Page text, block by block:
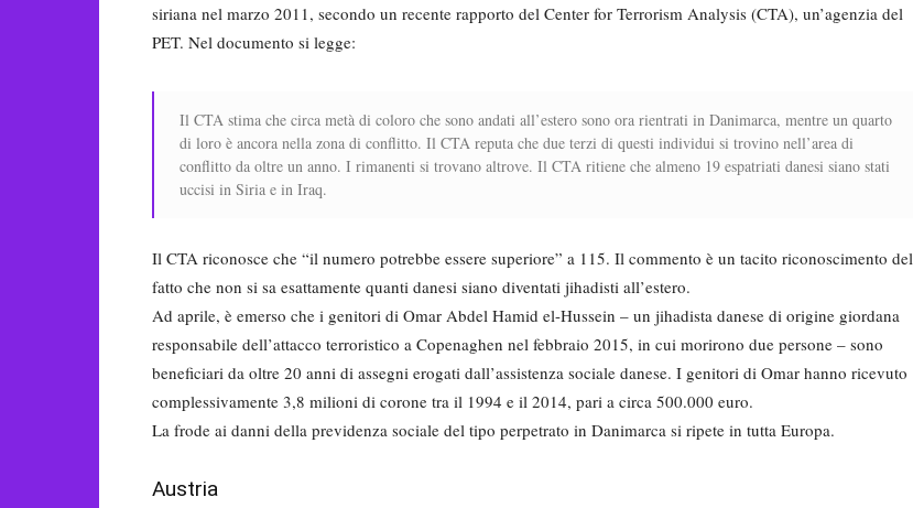
siriana nel marzo 2011, secondo un recente rapporto del Center for Terrorism Analysis (CTA), un’agenzia del
PET. Nel documento si legge:
Il CTA stima che circa metà di coloro che sono andati all’estero sono ora rientrati in Danimarca, mentre un quarto
di loro è ancora nella zona di conflitto. Il CTA reputa che due terzi di questi individui si trovino nell’area di
conflitto da oltre un anno. I rimanenti si trovano altrove. Il CTA ritiene che almeno 19 espatriati danesi siano stati
uccisi in Siria e in Iraq.
Il CTA riconosce che “il numero potrebbe essere superiore” a 115. Il commento è un tacito riconoscimento del
fatto che non si sa esattamente quanti danesi siano diventati jihadisti all’estero.
Ad aprile, è emerso che i genitori di Omar Abdel Hamid el-Hussein – un jihadista danese di origine giordana
responsabile dell’attacco terroristico a Copenaghen nel febbraio 2015, in cui morirono due persone – sono
beneficiari da oltre 20 anni di assegni erogati dall’assistenza sociale danese. I genitori di Omar hanno ricevuto
complessivamente 3,8 milioni di corone tra il 1994 e il 2014, pari a circa 500.000 euro.
La frode ai danni della previdenza sociale del tipo perpetrato in Danimarca si ripete in tutta Europa.
Austria